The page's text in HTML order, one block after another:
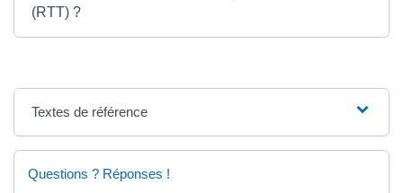
(RTT) ?
Textes de référence
Questions ? Réponses !